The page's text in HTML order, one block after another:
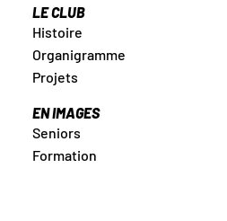
LE CLUB
Histoire
Organigramme
Projets
EN IMAGES
Seniors
Formation